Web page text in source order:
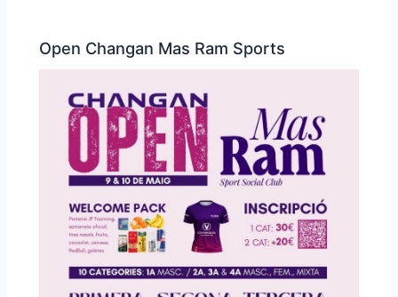
Open Changan Mas Ram Sports